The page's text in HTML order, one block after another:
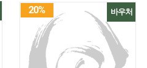
바우처
20%